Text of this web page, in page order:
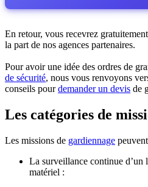
En retour, vous recevrez
la part de nos agences partenaires.
Pour avoir une idée des ordres de
de sécurité, nous vous renvoyons
conseils pourdemander un devis de
Les catégories de
Les missions de gardiennage
La surveillance continue d’un
matériel :